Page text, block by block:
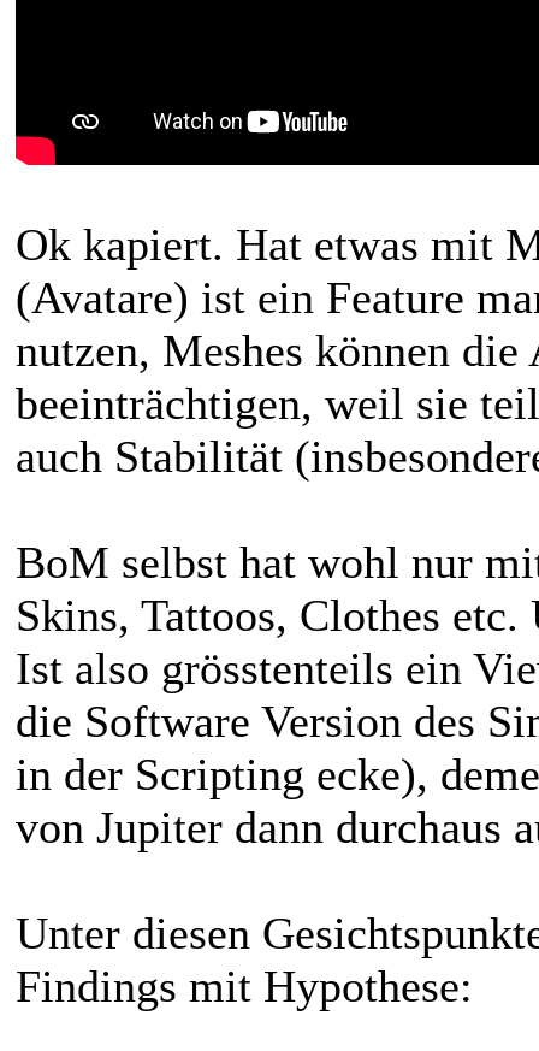
Ok kapiert. Hat etwas mit
(Avatare) ist ein Feature
nutzen, Meshes können
beeinträchtigen, weil sie
auch Stabilität
BoM selbst hat wohl nur
Skins, Tattoos, Clothes
Ist also grösstenteils ein
die Software Version des
in der Scripting ecke),
von Jupiter dann durchaus
Unter diesen
Findings mit Hypothese: